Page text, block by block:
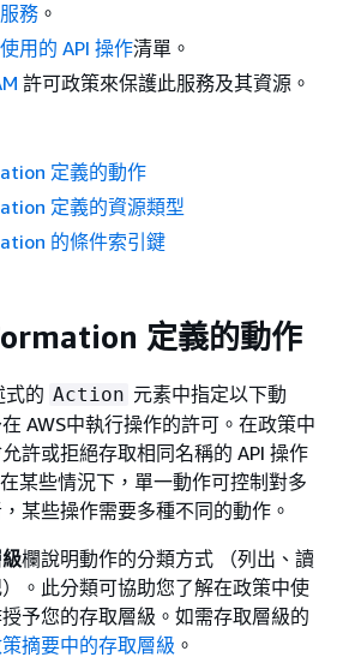
務 。
用的 API 操作清單。
許可政策來保護此服務及其資源。
定義的動作
定義的資源類型
的條件索引鍵
定義的動作
式的 Action 元素中指定以下動
AWS中執行操作的許可。在政策中
許或拒絕存取相同名稱的 API 操作
某些情況下，單一動作可控制對多
某些操作需要多種不同的動作。
欄說明動作的分類方式 （列出、讀
。此分類可協助您了解在政策中使
予您的存取層級。如需存取層級的
摘要中的存取層級 。